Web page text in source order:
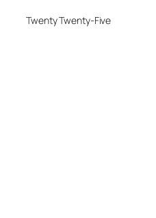
Twenty Twenty-Five